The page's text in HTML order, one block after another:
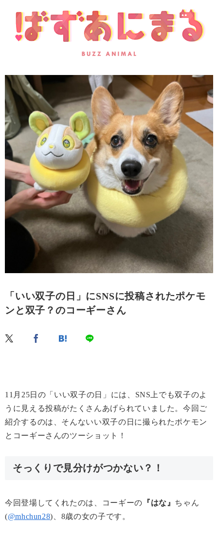
「いい双子の日」にSNSに投稿されたポケモ
ンと双子？のコーギーさん
11月25日の「いい双子の日」には、SNS上でも双子のよ
うに見える投稿がたくさんあげられていました。今回ご
紹介するのは、そんないい双子の日に撮られたポケモン
とコーギーさんのツーショット！
そっくりで見分けがつかない？！
今回登場してくれたのは、コーギーの 『はな』 ちゃん
(@mhchun28)、8歳の女の子です。